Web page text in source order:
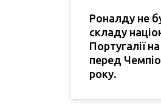
Роналду не
складу
Португалії
перед
року.